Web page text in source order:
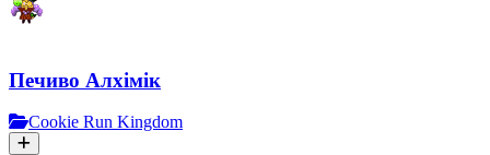
Печиво Алхімік
Cookie Run Kingdom